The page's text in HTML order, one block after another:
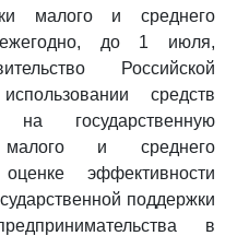
малого и среднего
ежегодно, до 1 июля,
Российской
средств
государственную
малого и среднего
эффективности
поддержки
в